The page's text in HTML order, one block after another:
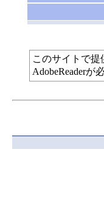
このサイトで
AdobeReaderが